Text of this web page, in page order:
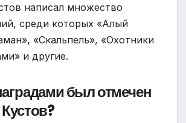
написал множество
среди которых «Алый
«Скальпель», «Охотники
и другие.
был отмечен